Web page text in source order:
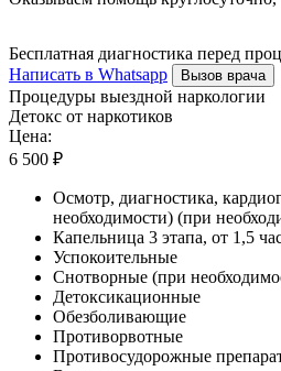
Бесплатная диагностика перед
Написать в Whatsapp
Вызов врача
Процедуры выездной наркологии
Детокс от наркотиков
Цена:
6 500 ₽
Осмотр, диагностика,
необходимости) (при
Капельница 3 этапа, от 1,5
Успокоительные
Снотворные (при
Детоксикационные
Обезболивающие
Противорвотные
Противосудорожные